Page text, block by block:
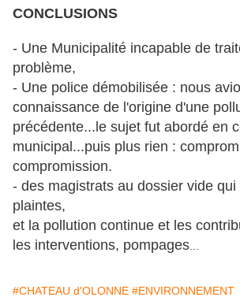
CONCLUSIONS
- Une Municipalité incapable de
problème,
- Une police démobilisée : nous
connaissance de l'origine d'une
précédente...le sujet fut abordé en
municipal...puis plus rien :
compromission.
- des magistrats au dossier vide
plaintes,
et la pollution continue et les
les interventions, pompages
#CHATEAU d'OLONNE #ENVIRONNEMENT